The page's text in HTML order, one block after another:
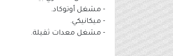
- مشغل أوتوكاد.
- ميكانيكي.
- مشغل معدات ثقيلة.